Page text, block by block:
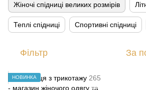
Жіночі спідниці великих розмірів
Теплі спідниці Спортивні спідниці
Фільтр За
НОВИНКА